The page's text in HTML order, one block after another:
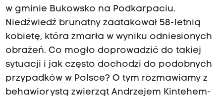
w gminie Bukowsko na Podkarpaciu.
Niedźwiedź brunatny zaatakował 58-letnią
kobietę, która zmarła w wyniku odniesionych
obrażeń. Co mogło doprowadzić do takiej
sytuacji i jak często dochodzi do podobnych
przypadków w Polsce? O tym rozmawiamy z
behawiorystą zwierząt Andrzejem Kintehem-